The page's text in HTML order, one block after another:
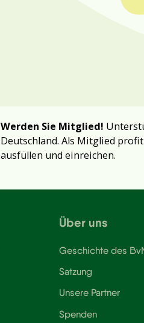
Werden Sie Mitglied!
Deutschland. Als Mitglied
ausfüllen und einreichen.
Über uns
Geschichte des
Satzung
Unsere Partner
Spenden